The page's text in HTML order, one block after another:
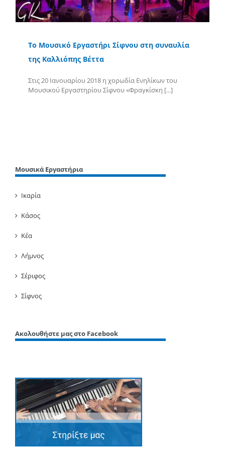
To Μουσικό Εργαστήρι Σίφνου στη συναυλία
της Καλλιόπης Βέττα
Στις 20 Ιανουαρίου 2018 η χορωδία Ενηλίκων του
Μουσικού Εργαστηρίου Σίφνου «Φραγκίσκη [...]
Μουσικά Εργαστήρια
Ικαρία
Κάσος
Κέα
Λήμνος
Σέριφος
Σίφνος
Ακολουθήστε μας στο Facebook